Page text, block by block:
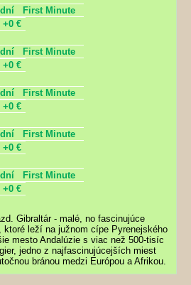
First Minute
+0 €
First Minute
+0 €
First Minute
+0 €
First Minute
+0 €
First Minute
+0 €
Gibraltár - malé, no fascinujúce
ktoré leží na južnom cípe Pyrenejského
mesto Andalúzie s viac než 500-tisíc
jedno z najfascinujúcejších miest
bránou medzi Európou a Afrikou.